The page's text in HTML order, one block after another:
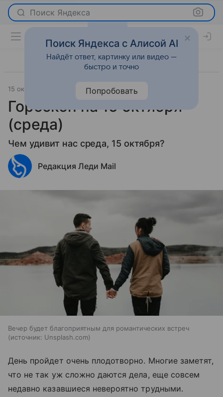
Поиск Яндекса
15 октября 2025 Леди Mail Гороскопы
Гороскоп на 15 октября
(среда)
Чем удивит нас среда, 15 октября?
Редакция Леди Mail
Вечер будет благоприятным для романтических встреч
источник: Unsplash.com
День пройдет очень плодотворно. Многие заметят,
что не так уж сложно даются дела, еще совсем
недавно казавшиеся невероятно трудными.
Поиск Яндекса с Алисой AI
Найдёт ответ, картинку или видео —
быстро и точно
Попробовать